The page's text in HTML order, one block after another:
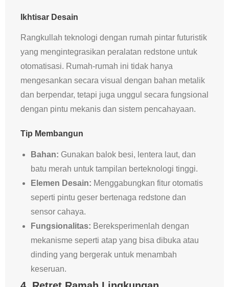
Ikhtisar Desain
Rangkullah teknologi dengan rumah pintar futuristik
yang mengintegrasikan peralatan redstone untuk
otomatisasi. Rumah-rumah ini tidak hanya
mengesankan secara visual dengan bahan metalik
dan berpendar, tetapi juga unggul secara fungsional
dengan pintu mekanis dan sistem pencahayaan.
Tip Membangun
Bahan: Gunakan balok besi, lentera laut, dan
batu merah untuk tampilan berteknologi tinggi.
Elemen Desain: Menggabungkan fitur otomatis
seperti pintu geser bertenaga redstone dan
sensor cahaya.
Fungsionalitas: Bereksperimenlah dengan
mekanisme seperti atap yang bisa dibuka atau
dinding yang bergerak untuk menambah
keseruan.